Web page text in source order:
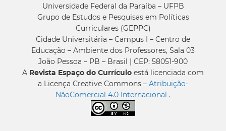
Universidade Federal da Paraíba – UFPB
Grupo de Estudos e Pesquisas em Políticas
Curriculares (GEPPC)
Cidade Universitária – Campus I – Centro de
Educação – Ambiente dos Professores, Sala 03
João Pessoa – PB – Brasil | CEP: 58051-900
A Revista Espaço do Currículo está licenciada com
a Licença Creative Commons – Atribuição-
NãoComercial 4.0 Internacional .